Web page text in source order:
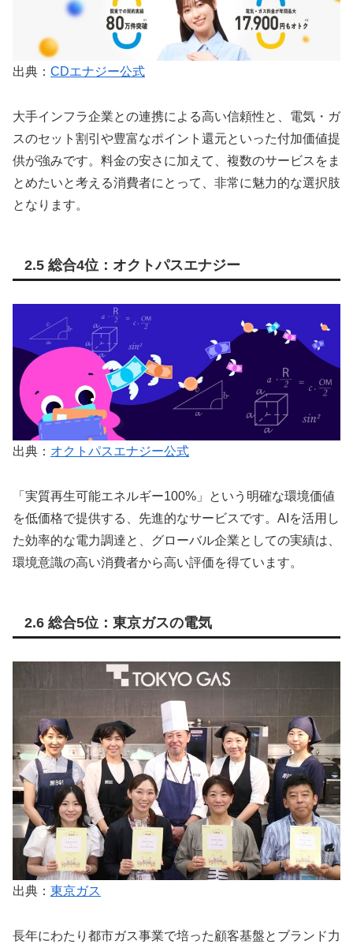
出典： CDエナジー公式
大手インフラ企業との連携による高い信頼性と、電気・ガ
スのセット割引や豊富なポイント還元といった付加価値提
供が強みです。料金の安さに加えて、複数のサービスをま
とめたいと考える消費者にとって、非常に魅力的な選択肢
となります。
2.5 総合4位：オクトパスエナジー
出典： オクトパスエナジー公式
「実質再生可能エネルギー100%」という明確な環境価値
を低価格で提供する、先進的なサービスです。AIを活用し
た効率的な電力調達と、グローバル企業としての実績は、
環境意識の高い消費者から高い評価を得ています。
2.6 総合5位：東京ガスの電気
出典： 東京ガス
長年にわたり都市ガス事業で培った顧客基盤とブランド力